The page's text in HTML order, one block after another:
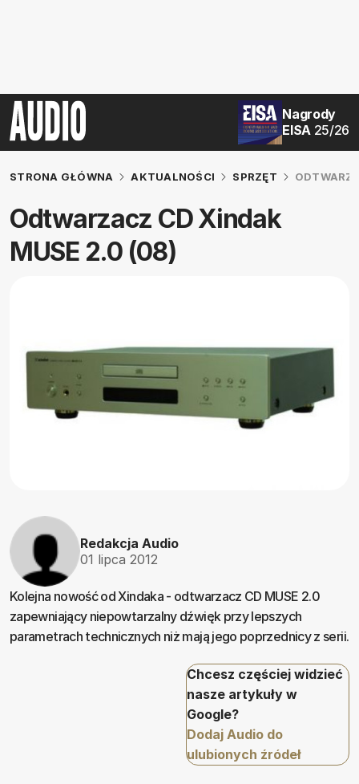
Nagrody
EISA 25/26
STRONA GŁÓWNA AKTUALNOŚCI SPRZĘT
Odtwarzacz CD Xindak
MUSE 2.0 (08)
Redakcja Audio
01 lipca 2012
Kolejna nowość od Xindaka - odtwarzacz CD MUSE 2.0
zapewniający niepowtarzalny dźwięk przy lepszych
parametrach technicznych niż mają jego poprzednicy z serii.
Chcesz częściej widzieć
nasze artykuły w
Google?
Dodaj Audio do
ulubionych źródeł